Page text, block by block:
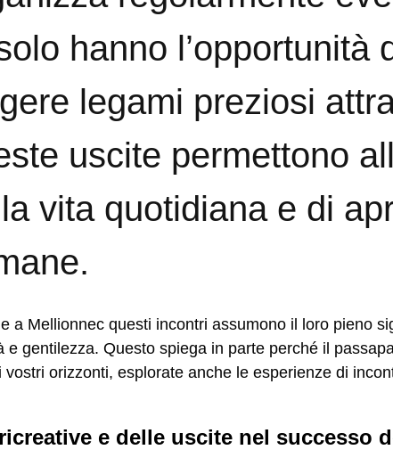
hanno l’opportunità
legami preziosi
uscite permettono
vita quotidiana e di
e delle uscite nel successo